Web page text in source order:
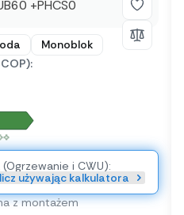
Monoblok
i CWU):
używając kalkulatora
z montażem